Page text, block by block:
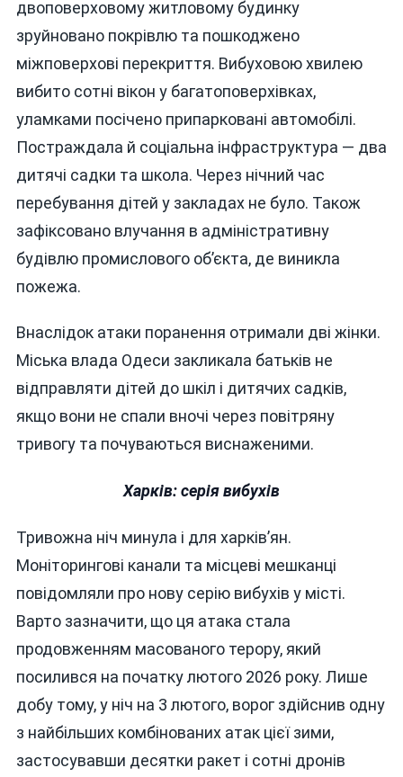
двоповерховому житловому будинку
зруйновано покрівлю та пошкоджено
міжповерхові перекриття. Вибуховою хвилею
вибито сотні вікон у багатоповерхівках,
уламками посічено припарковані автомобілі.
Постраждала й соціальна інфраструктура — два
дитячі садки та школа. Через нічний час
перебування дітей у закладах не було. Також
зафіксовано влучання в адміністративну
будівлю промислового об’єкта, де виникла
пожежа.
Внаслідок атаки поранення отримали дві жінки.
Міська влада Одеси закликала батьків не
відправляти дітей до шкіл і дитячих садків,
якщо вони не спали вночі через повітряну
тривогу та почуваються виснаженими.
Харків: серія вибухів
Тривожна ніч минула і для харків’ян.
Моніторингові канали та місцеві мешканці
повідомляли про нову серію вибухів у місті.
Варто зазначити, що ця атака стала
продовженням масованого терору, який
посилився на початку лютого 2026 року. Лише
добу тому, у ніч на 3 лютого, ворог здійснив одну
з найбільших комбінованих атак цієї зими,
застосувавши десятки ракет і сотні дронів